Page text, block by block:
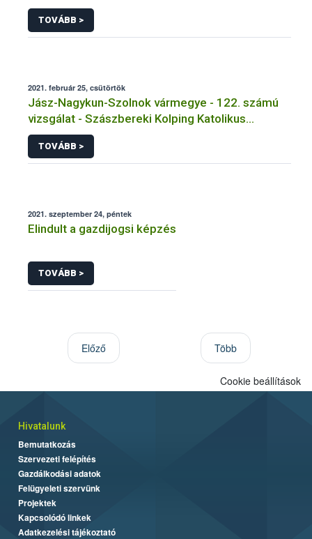
TOVÁBB >
2021. február 25, csütörtök
Jász-Nagykun-Szolnok vármegye - 122. számú
vizsgálat - Szászbereki Kolping Katolikus
Általános Iskola - Szászberek
TOVÁBB >
2021. szeptember 24, péntek
Elindult a gazdijogsi képzés
TOVÁBB >
Előző Több
Cookie beállítások
Hivatalunk
Bemutatkozás
Szervezeti felépítés
Gazdálkodási adatok
Felügyeleti szervünk
Projektek
Kapcsolódó linkek
Adatkezelési tájékoztató